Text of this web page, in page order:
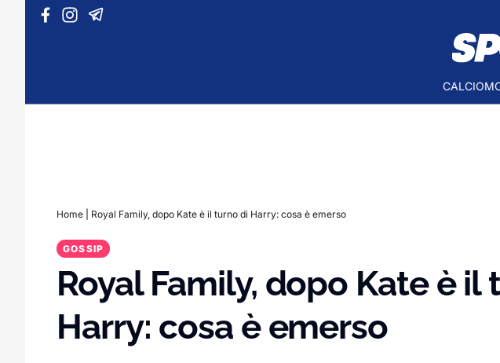
Vai al contenuto
CALCIO
Home Royal Family, dopo Kate è il turno di Harry: cosa è emerso
GOSSIP
Royal Family, dopo Kate è il
Harry: cosa è emerso